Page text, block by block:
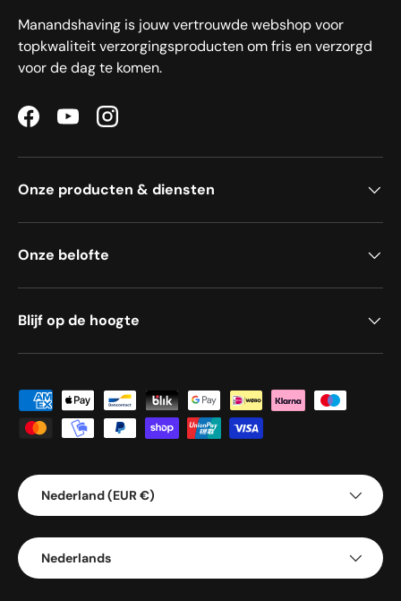
Manandshaving is jouw vertrouwde webshop voor
topkwaliteit verzorgingsproducten om fris en verzorgd
voor de dag te komen.
FacebookYouTubeInstagram
Onze producten & diensten
Onze belofte
Blijf op de hoogte
Geaccepteerde betaalmethoden
Land/Regio
Nederland (EUR €)
Taal
Nederlands